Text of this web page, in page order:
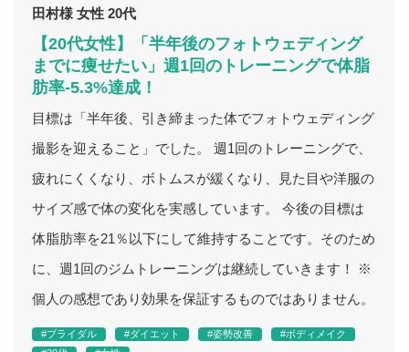
田村様 女性 20代
【20代女性】「半年後のフォトウェディング
までに痩せたい」週1回のトレーニングで体脂
肪率-5.3%達成！
目標は「半年後、引き締まった体でフォトウェディング
撮影を迎えること」でした。 週1回のトレーニングで、
疲れにくくなり、ボトムスが緩くなり、見た目や洋服の
サイズ感で体の変化を実感しています。 今後の目標は
体脂肪率を21％以下にして維持することです。そのため
に、週1回のジムトレーニングは継続していきます！ ※
個人の感想であり効果を保証するものではありません。
#ブライダル #ダイエット #姿勢改善
#ボディメイク